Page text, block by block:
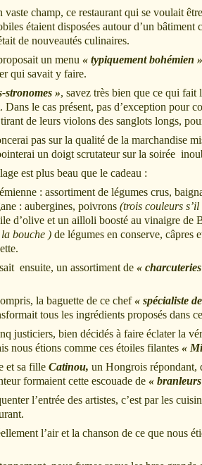
champ, ce restaurant qui se voulait
étaient disposées autour d’un
de nouveautés culinaires.
un menu « typiquement bohémien »
qui savait y faire.
stronomes », savez très bien que ce qui fait
Dans le cas présent, pas d’exception pour
de leurs violons des sanglots longs,
pas sur la qualité de la marchandise
un doigt scrutateur sur la soirée
est plus beau que le cadeau :
: assortiment de légumes crus,
: aubergines, poivrons (trois couleurs
d’huile d’olive et un ailloli
bouche ) de légumes en conserve, câpres
ensuite, un assortiment de «
la baguette de ce chef« spécialiste
tous les ingrédients proposés dans
justiciers, bien décidés à faire éclater la
nous étions comme ces étoiles filantes «
et sa fille Catinou, un Hongrois répondant,
formaient cette escouade de «
l’entrée des artistes, c’est par les
l’air et la chanson de ce que nous